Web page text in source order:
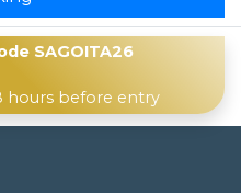
SAGOITA26
hours before entry